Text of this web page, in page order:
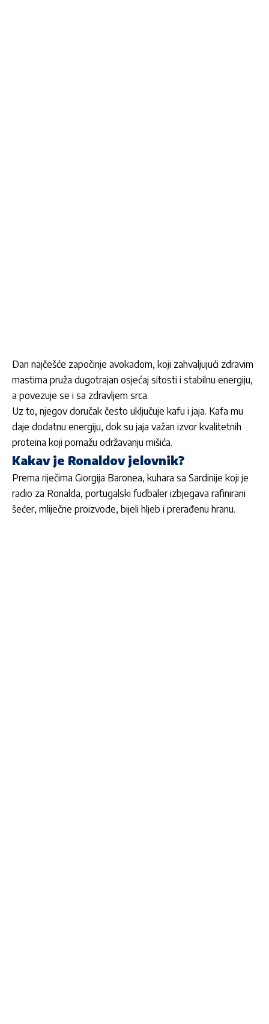
Dan najčešće započinje avokadom, koji zahvaljujući zdravim
mastima pruža dugotrajan osjećaj sitosti i stabilnu energiju,
a povezuje se i sa zdravljem srca.
Uz to, njegov doručak često uključuje kafu i jaja. Kafa mu
daje dodatnu energiju, dok su jaja važan izvor kvalitetnih
proteina koji pomažu održavanju mišića.
Kakav je Ronaldov jelovnik?
Prema riječima Giorgija Baronea, kuhara sa Sardinije koji je
radio za Ronalda, portugalski fudbaler izbjegava rafinirani
šećer, mliječne proizvode, bijeli hljeb i prerađenu hranu.